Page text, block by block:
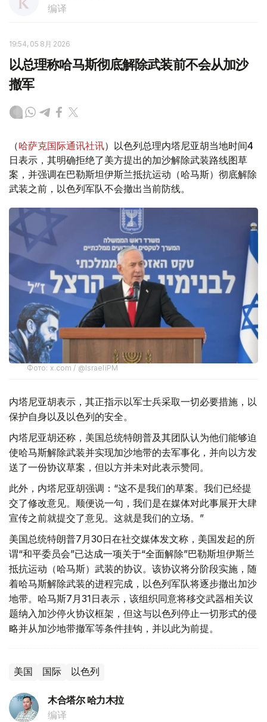
编译
19:54, 05 8月 2026
以总理称哈马斯彻底解除武装前不会从加沙
撤军
（哈萨克国际通讯社讯）以色列总理内塔尼亚胡当地时间4
日表示，其明确拒绝了美方提出的加沙解除武装路线图草
案，并强调在巴勒斯坦伊斯兰抵抗运动（哈马斯）彻底解除
武装之前，以色列军队不会撤出当前防线。
Фото: x.com / @IsraeliPM
内塔尼亚胡表示，其正指示以军士兵采取一切必要措施，以
保护自身以及以色列的安全。
内塔尼亚胡还称，美国总统特朗普及其团队认为他们能够迫
使哈马斯解除武装并实现加沙地带的去军事化，并向以方发
送了一份协议草案，但以方并未对此表示赞同。
此外，内塔尼亚胡强调：“这不是我们的草案。我们已经提
交了修改意见。顺便说一句，我们是在媒体对此事展开大肆
宣传之前就提交了意见。这就是我们的立场。”
美国总统特朗普7月30日在社交媒体发文称，美国发起的所
谓“和平委员会”已达成一项关于“全面解除”巴勒斯坦伊斯兰
抵抗运动（哈马斯）武装的协议。该协议将分阶段实施，随
着哈马斯解除武装的进程完成，以色列军队将逐步撤出加沙
地带。哈马斯7月31日表示，该组织同意将移交武器相关议
题纳入加沙停火协议框架，但这与以色列停止一切形式的侵
略并从加沙地带撤军等条件挂钩，并以此为前提。
美国 国际 以色列
木合塔尔 哈力木拉
编译